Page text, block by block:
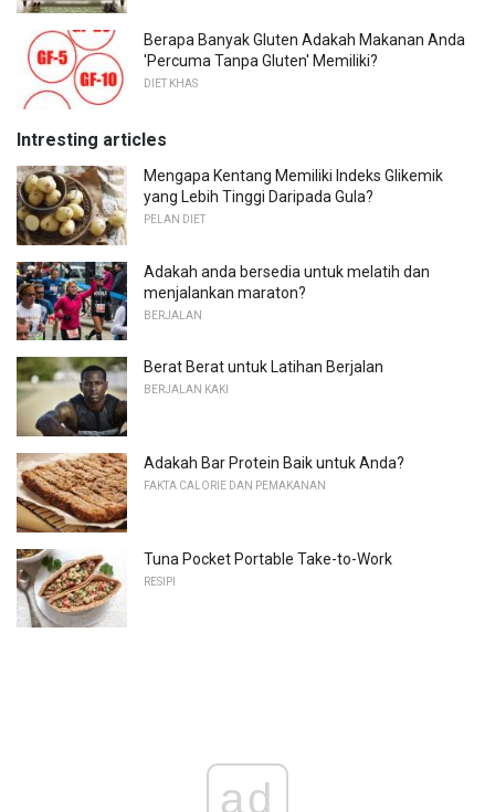
Berapa Banyak Gluten Adakah Makanan Anda
'Percuma Tanpa Gluten' Memiliki?
DIET KHAS
Intresting articles
Mengapa Kentang Memiliki Indeks Glikemik
yang Lebih Tinggi Daripada Gula?
PELAN DIET
Adakah anda bersedia untuk melatih dan
menjalankan maraton?
BERJALAN
Berat Berat untuk Latihan Berjalan
BERJALAN KAKI
Adakah Bar Protein Baik untuk Anda?
FAKTA CALORIE DAN PEMAKANAN
Tuna Pocket Portable Take-to-Work
RESIPI
ad